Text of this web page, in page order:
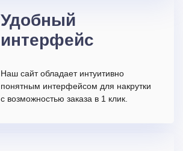
Удобный
интерфейс
Наш сайт обладает интуитивно
понятным интерфейсом для накрутки
с возможностью заказа в 1 клик.